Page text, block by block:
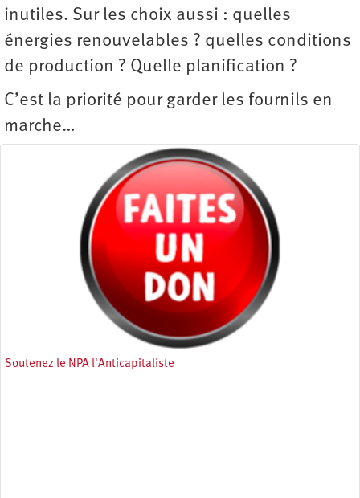
inutiles. Sur les choix aussi : quelles
énergies renouvelables ? quelles conditions
de production ? Quelle planification ?
C’est la priorité pour garder les ­fournils en
marche…
Soutenez le NPA l'Anticapitaliste